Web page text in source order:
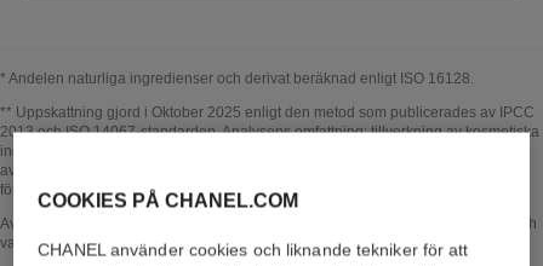
* Andelen naturliga ingredienser och derivat beräknad enligt ISO 16128.
Tillbaka till titel↩
** Uppskattning gjord i Oktober 2025 enligt den metod som publicerades av IPCC
2013 och ISO 14067-standarden. Analysens omfattning: tillverkning av kosmetiska
ingredienser och förpackningskomponenter, produktion, distribution, användning
av produkten (om det är relevant för produkten) och slutanvändning av
förpackningen. Metodik kontrollerad av Bureau Veritas.
Tillbaka till titel↩
Avsnittet I HJÄRTAT AV PRODUKTEN bygger på information som samlades in och
validerades i oktober 2025.
COOKIES PÅ CHANEL.COM
CHANEL använder cookies och liknande tekniker för att